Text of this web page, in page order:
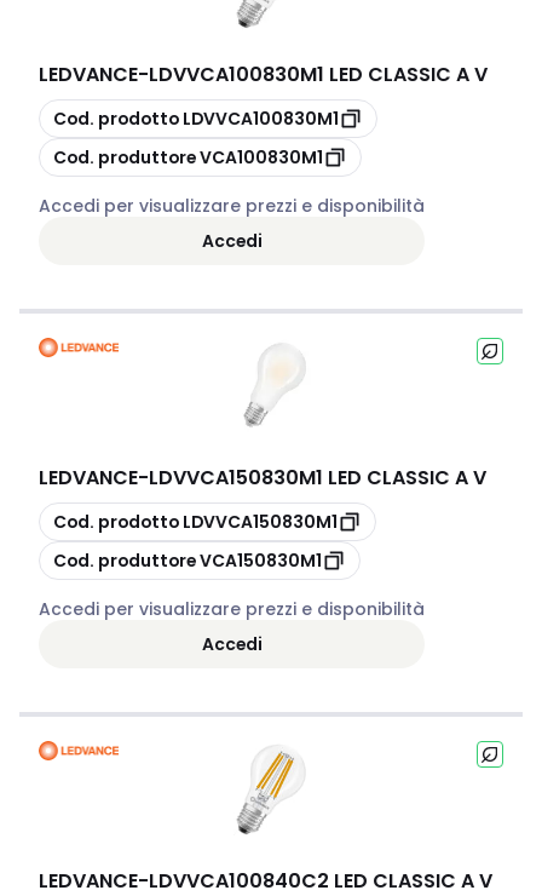
LEDVANCE-LDVVCA100830M1 LED CLASSIC A V
copia
Cod. prodotto LDVVCA100830M1
copia
Cod. produttoreVCA100830M1
Accedi per visualizzare prezzi e disponibilità
Accedi
LEDVANCE-LDVVCA150830M1 LED CLASSIC A V
copia
Cod. prodotto LDVVCA150830M1
copia
Cod. produttoreVCA150830M1
Accedi per visualizzare prezzi e disponibilità
Accedi
LEDVANCE-LDVVCA100840C2 LED CLASSIC A V